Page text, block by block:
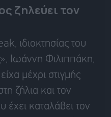
ζηλεύει τον
ιδιοκτησίας του
Ιωάννη Φιλιππάκη,
μέχρι στιγμής
ζήλια και τον
έχει καταλάβει τον